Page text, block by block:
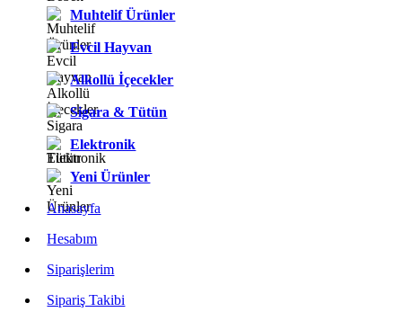
Muhtelif Ürünler
Evcil Hayvan
Alkollü İçecekler
Sigara & Tütün
Elektronik
Yeni Ürünler
Anasayfa
Hesabım
Siparişlerim
Sipariş Takibi